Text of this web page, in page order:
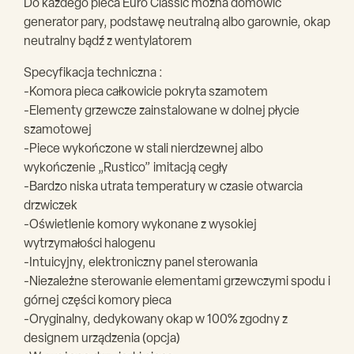
Do każdego pieca Euro Classic można domówić
generator pary, podstawę neutralną albo garownie, okap
neutralny bądź z wentylatorem
Specyfikacja techniczna :
-Komora pieca całkowicie pokryta szamotem
-Elementy grzewcze zainstalowane w dolnej płycie
szamotowej
-Piece wykończone w stali nierdzewnej albo
wykończenie „Rustico” imitacją cegły
-Bardzo niska utrata temperatury w czasie otwarcia
drzwiczek
-Oświetlenie komory wykonane z wysokiej
wytrzymałości halogenu
-Intuicyjny, elektroniczny panel sterowania
-Niezależne sterowanie elementami grzewczymi spodu i
górnej części komory pieca
-Oryginalny, dedykowany okap w 100% zgodny z
designem urządzenia (opcja)